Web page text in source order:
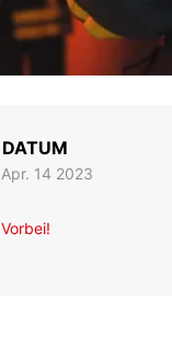
DATUM
Apr. 14 2023
Vorbei!